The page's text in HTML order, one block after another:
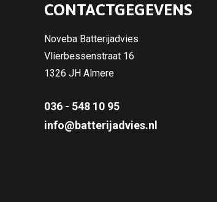
CONTACTGEGEVENS
Noveba Batterijadvies
Vlierbessenstraat 16
1326 JH Almere
036 - 548 10 95
info@batterijadvies.nl